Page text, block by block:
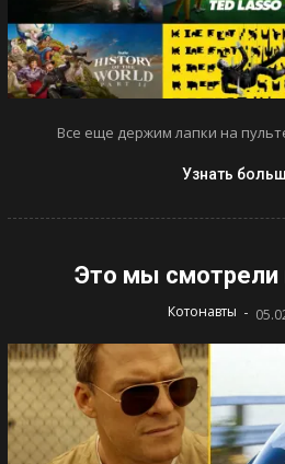
Все еще держим лапки на
Узнать
Это мы смотрели
Котонавты -